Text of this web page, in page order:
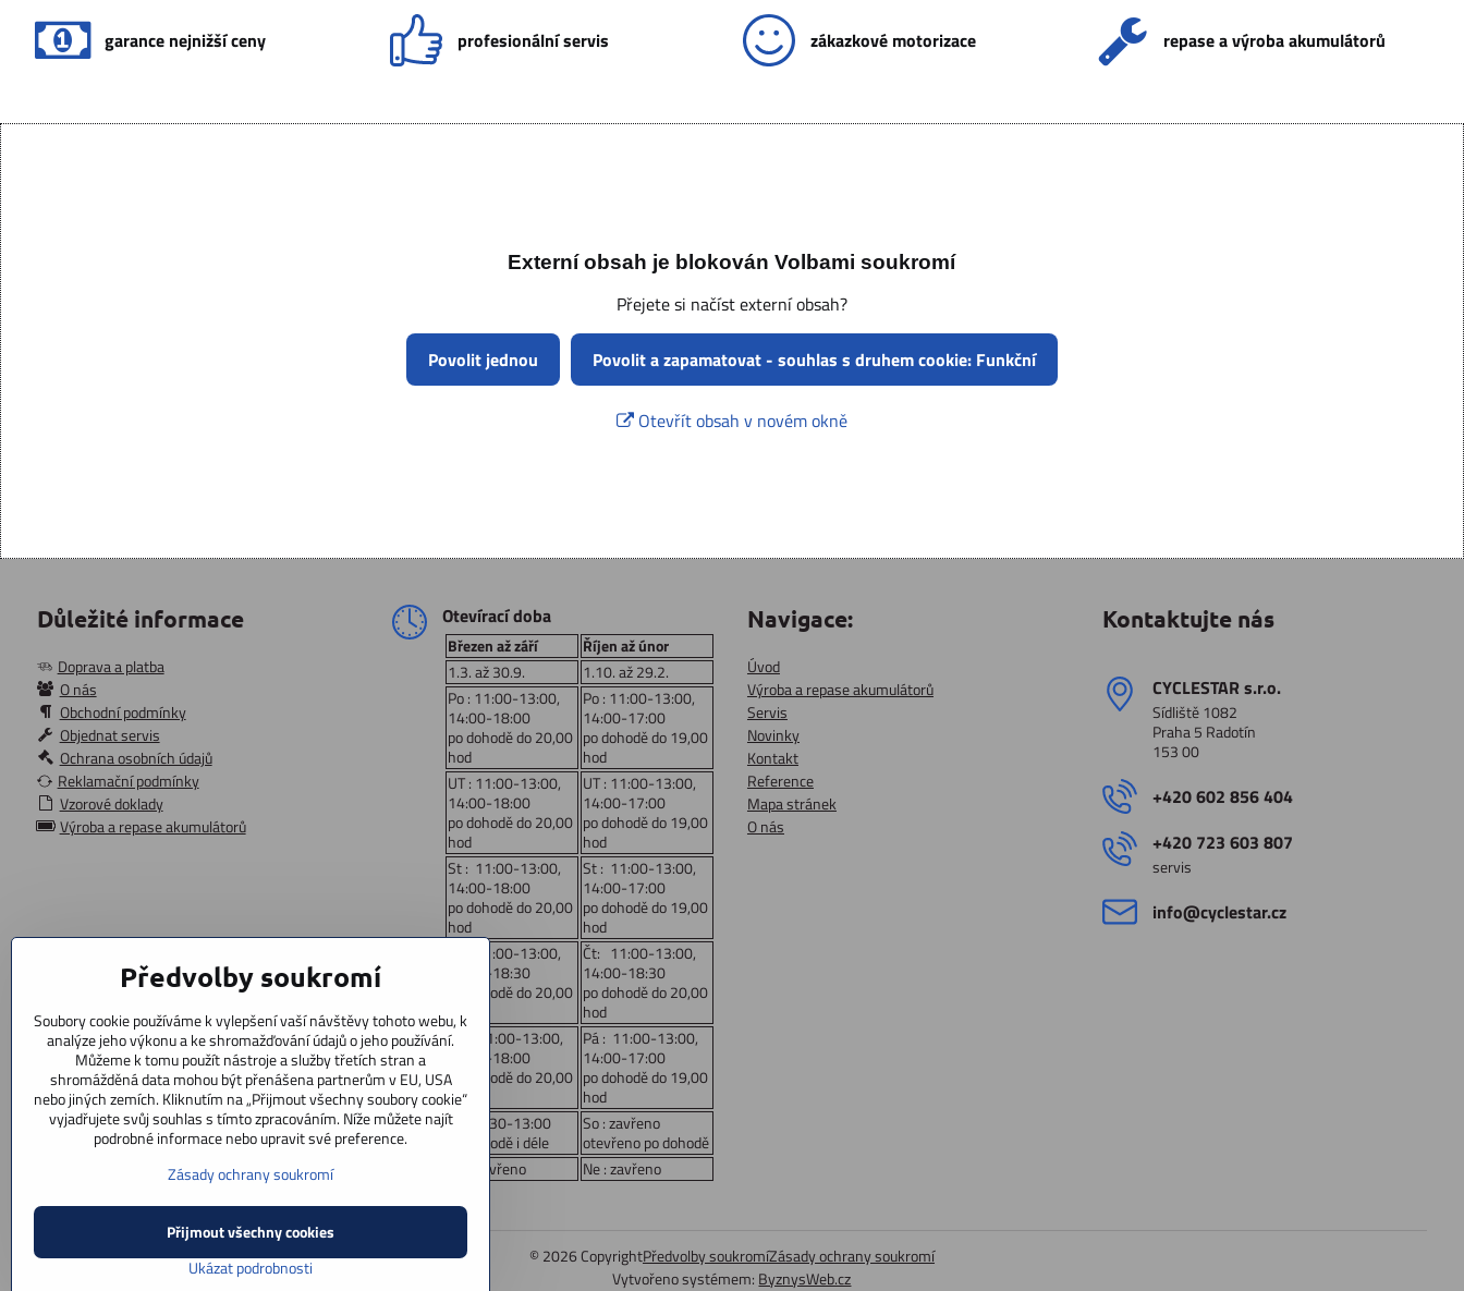
garance nejnižší ceny profesionální servis zákazkové motorizace repase a výroba akumulátorů
Externí obsah je blokován Volbami soukromí
Přejete si načíst externí obsah?
Povolit jednou Povolit a zapamatovat - souhlas s druhem cookie: Funkční
Otevřít obsah v novém okně
Důležité informace
Doprava a platba
O nás
Obchodní podmínky
Objednat servis
Ochrana osobních údajů
Reklamační podmínky
Vzorové doklady
Výroba a repase akumulátorů
Otevírací doba
Březen až září
Říjen až únor
1.3. až 30.9.
1.10. až 29.2.
Po : 11:00-13:00,
14:00-18:00
po dohodě do 20,00
hod
Po : 11:00-13:00,
14:00-17:00
po dohodě do 19,00
hod
UT : 11:00-13:00,
14:00-18:00
po dohodě do 20,00
hod
UT : 11:00-13:00,
14:00-17:00
po dohodě do 19,00
hod
St : 11:00-13:00,
14:00-18:00
po dohodě do 20,00
hod
St : 11:00-13:00,
14:00-17:00
po dohodě do 19,00
hod
Čt: 11:00-13:00,
14:00-18:30
po dohodě do 20,00
hod
Čt: 11:00-13:00,
14:00-18:30
po dohodě do 20,00
hod
Pá : 11:00-13:00,
14:00-18:00
po dohodě do 20,00
hod
Pá : 11:00-13:00,
14:00-17:00
po dohodě do 19,00
hod
So: 9:30-13:00
po dohodě i déle
So : zavřeno
otevřeno po dohodě
Ne : zavřeno
Ne : zavřeno
Navigace:
Úvod
Výroba a repase akumulátorů
Servis
Novinky
Kontakt
Reference
Mapa stránek
O nás
Kontaktujte nás
CYCLESTAR s​.r​.o​.
Sídliště 1082
Praha 5 Radotín
153 00
+420 602 856 404
+420 723 603 807
servis
info​@cyclestar​.cz
© 2026 CopyrightPředvolby soukromíZásady ochrany soukromí
Vytvořeno systémem: ByznysWeb.cz
Předvolby soukromí
Soubory cookie používáme k vylepšení vaší návštěvy tohoto webu, k
analýze jeho výkonu a ke shromažďování údajů o jeho používání.
Můžeme k tomu použít nástroje a služby třetích stran a
shromážděná data mohou být přenášena partnerům v EU, USA
nebo jiných zemích. Kliknutím na „Přijmout všechny soubory cookie“
vyjadřujete svůj souhlas s tímto zpracováním. Níže můžete najít
podrobné informace nebo upravit své preference.
Zásady ochrany soukromí
Ukázat podrobnosti
Přijmout všechny cookies